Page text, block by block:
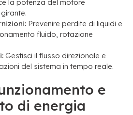
la potenza del motore
Prevenire perdite di liquidi e
fluido, rotazione
Gestisci il flusso direzionale e
del sistema in tempo reale.
e
di energia